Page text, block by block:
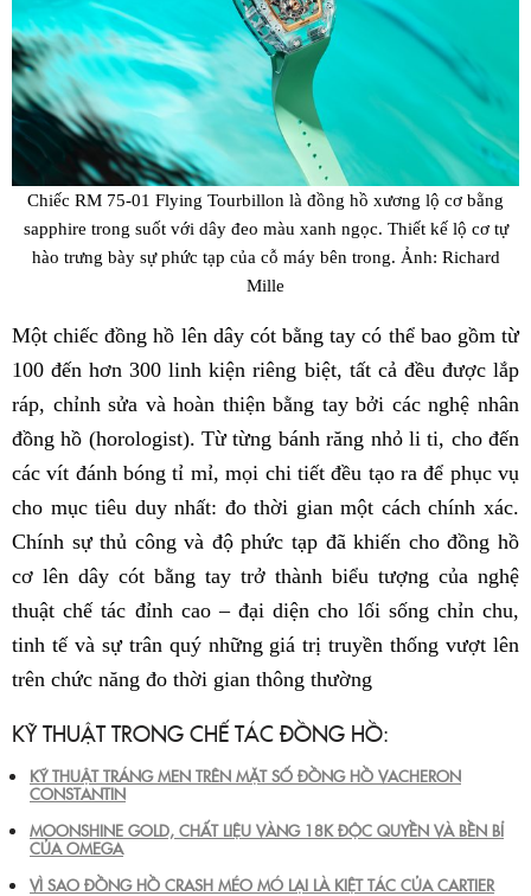
Chiếc RM 75-01 Flying Tourbillon là đồng hồ xương lộ cơ bằng
sapphire trong suốt với dây đeo màu xanh ngọc. Thiết kế lộ cơ tự
hào trưng bày sự phức tạp của cỗ máy bên trong. Ảnh: Richard
Mille
Một chiếc đồng hồ lên dây cót bằng tay có thể bao gồm từ
100 đến hơn 300 linh kiện riêng biệt, tất cả đều được lắp
ráp, chỉnh sửa và hoàn thiện bằng tay bởi các nghệ nhân
đồng hồ (horologist). Từ từng bánh răng nhỏ li ti, cho đến
các vít đánh bóng tỉ mỉ, mọi chi tiết đều tạo ra để phục vụ
cho mục tiêu duy nhất: đo thời gian một cách chính xác.
Chính sự thủ công và độ phức tạp đã khiến cho đồng hồ
cơ lên dây cót bằng tay trở thành biểu tượng của nghệ
thuật chế tác đỉnh cao – đại diện cho lối sống chỉn chu,
tinh tế và sự trân quý những giá trị truyền thống vượt lên
trên chức năng đo thời gian thông thường
KỸ THUẬT TRONG CHẾ TÁC ĐỒNG HỒ:
KỸ THUẬT TRÁNG MEN TRÊN MẶT SỐ ĐỒNG HỒ VACHERON
CONSTANTIN
MOONSHINE GOLD, CHẤT LIỆU VÀNG 18K ĐỘC QUYỀN VÀ BỀN BỈ
CỦA OMEGA
VÌ SAO ĐỒNG HỒ CRASH MÉO MÓ LẠI LÀ KIỆT TÁC CỦA CARTIER